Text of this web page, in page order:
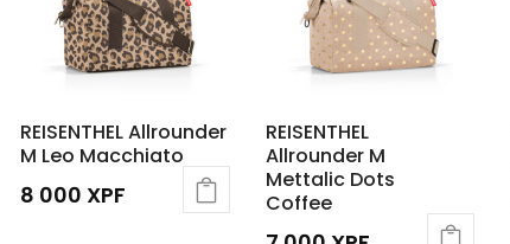
REISENTHEL Allrounder
M Leo Macchiato
8 000 XPF
REISENTHEL
Allrounder M
Mettalic Dots
Coffee